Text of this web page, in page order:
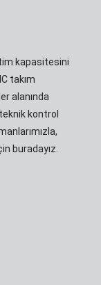
kapasitesini
takım
alanında
kontrol
buradayız.